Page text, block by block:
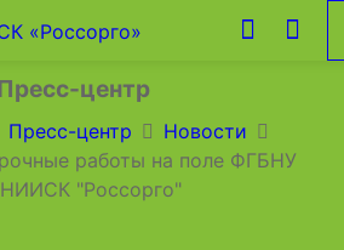
центр
Пресс-центр
Новости
работы на поле ФГБНУ
"Россорго"